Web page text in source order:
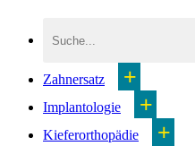
Zahnersatz +
Implantologie +
Kieferorthopädie +